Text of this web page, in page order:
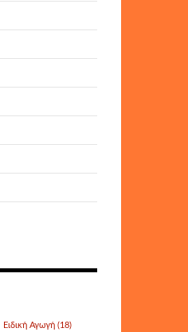
Ειδική Αγωγή (18)